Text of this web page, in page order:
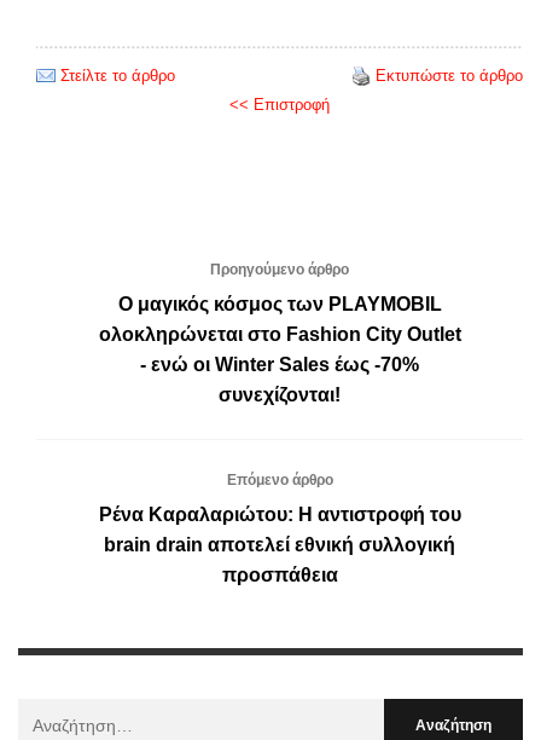
Στείλτε το άρθρο
Εκτυπώστε το άρθρο
<< Επιστροφή
Προηγούμενο άρθρο
Ο μαγικός κόσμος των PLAYMOBIL
ολοκληρώνεται στο Fashion City Outlet
- ενώ οι Winter Sales έως -70%
συνεχίζονται!
Επόμενο άρθρο
Ρένα Καραλαριώτου: Η αντιστροφή του
brain drain αποτελεί εθνική συλλογική
προσπάθεια